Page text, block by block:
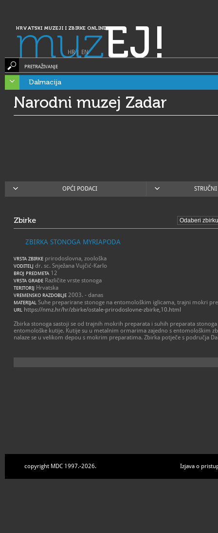
HRVATSKI MUZEJI I ZBIRKE ONLINE
muzEJ!
HR| EN
PRETRAŽIVANJE
Dalmacija
Narodni muzej Zadar
OPĆI PODACI
Zbirke
ZBIRKA STONOGA MYRIAPODA
VRSTA ZBIRKE prirodoslovna, zoološka
VODITELJ dr. sc. Snježana Vujčić-Karlo
BROJ PREDMETA 12
VRSTA GRAĐE Različite vrste stonoga
TERITORIJ Hrvatska
VREMENSKO RAZDOBLJE 2003. - danas
MATERIJAL Suhe preparirane stonoge na entomološkim iglicama, trajni mokri
URL https://nmz.hr/hr/zbirke/ostale-prirodoslovne-zbirke,10.html
Zbirka stonoga sastoji se od trajnih mokrih preparata i suhih preparata
entomološke kutije. Kutije su u metalnim ormarima zajedno s entomološkim
nalaze se u velikom depou s mokrim preparatima. Zbirka potječe s područja
copyright MDC 1997.-2026. Izjava o